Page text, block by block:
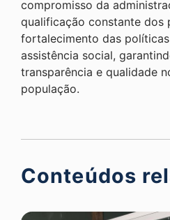
compromisso da
qualificação constante dos
fortalecimento das
assistência social,
transparência e qualidade
população.
Conteúdos